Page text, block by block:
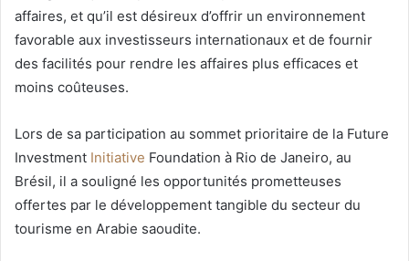
affaires, et qu’il est désireux d’offrir un environnement
favorable aux investisseurs internationaux et de fournir
des facilités pour rendre les affaires plus efficaces et
moins coûteuses.
Lors de sa participation au sommet prioritaire de la Future
Investment Initiative Foundation à Rio de Janeiro, au
Brésil, il a souligné les opportunités prometteuses
offertes par le développement tangible du secteur du
tourisme en Arabie saoudite.